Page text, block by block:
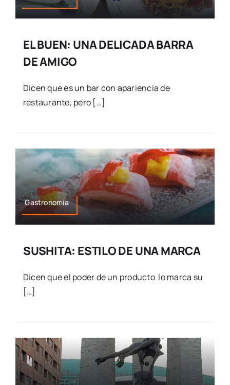
EL BUEN: UNA DELICADA BARRA
DE AMIGO
Dicen que es un bar con apariencia de
restaurante, pero […]
Gastronomía
SUSHITA: ESTILO DE UNA MARCA
Dicen que el poder de un producto lo marca su
[…]